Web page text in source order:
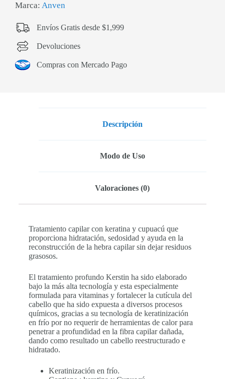
Marca: Anven
Envíos Gratis desde $1,999
Devoluciones
Compras con Mercado Pago
Descripción
Modo de Uso
Valoraciones (0)
Tratamiento capilar con keratina y cupuacú que
proporciona hidratación, sedosidad y ayuda en la
reconstrucción de la hebra capilar sin dejar residuos
grasosos.
El tratamiento profundo Kerstin ha sido elaborado
bajo la más alta tecnología y esta especialmente
formulada para vitaminas y fortalecer la cutícula del
cabello que ha sido expuesta a diversos procesos
químicos, gracias a su tecnología de keratinización
en frío por no requerir de herramientas de calor para
penetrar a profundidad en la fibra capilar dañada,
dando como resultado un cabello reestructurado e
hidratado.
Keratinización en frío.